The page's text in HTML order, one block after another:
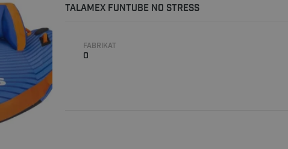
TALAMEX FUNTUBE NO STRESS
FABRIKAT
0